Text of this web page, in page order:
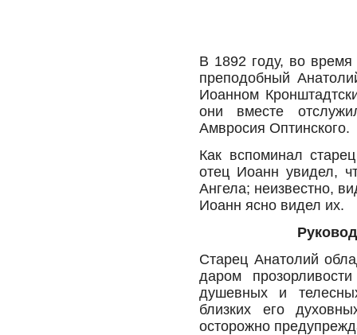
В 1892 году, во время
преподобный
Иоанном
они вместе
Амвросия Оптинского.
Как вспоминал
отец Иоанн увидел,
Ангела; неизвестно,
Иоанн ясно видел их.
Старец Анатолий
даром
душевных и
близких его
осторожно